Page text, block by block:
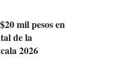
mil pesos en
de la
2026